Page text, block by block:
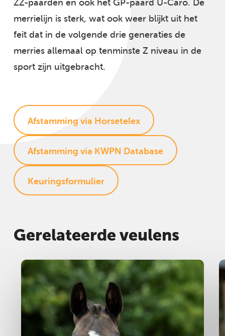
Afstamming via Horsetelex
Afstamming via KWPN Database
Keuringsformulier
ZZ-paarden en ook het GP-paard U-Caro. De
merrielijn is sterk, wat ook weer blijkt uit het
feit dat in de volgende drie generaties de
merries allemaal op tenminste Z niveau in de
sport zijn uitgebracht.
Gerelateerde veulens
Merrie